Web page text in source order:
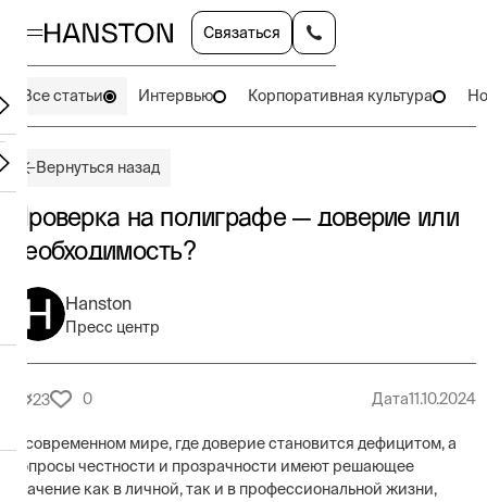
Связаться
Все статьи Интервью Корпоративная культура
Вернуться назад
Проверка на полиграфе — доверие или
необходимость?
Hanston
Пресс центр
23 0 Дата11.10.2024
В современном мире, где доверие становится дефицитом, а
вопросы честности и прозрачности имеют решающее
значение как в личной, так и в профессиональной жизни,